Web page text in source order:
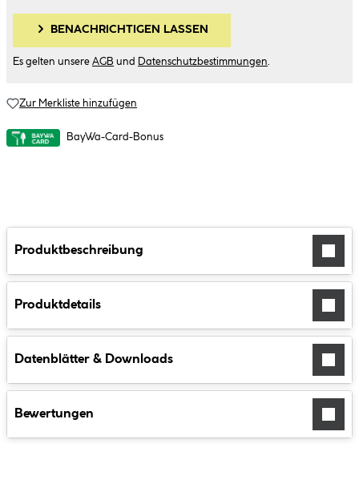
BENACHRICHTIGEN LASSEN
Es gelten unsere AGB und Datenschutzbestimmungen
Zur Merkliste hinzufügen
BayWa-Card-Bonus
Produktbeschreibung
Produktdetails
Datenblätter & Downloads
Bewertungen